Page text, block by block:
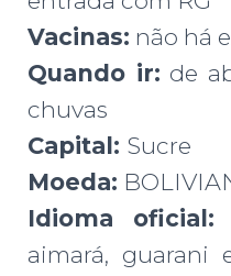
Vacinas: não há
Quando ir: de
chuvas
Capital: Sucre
Moeda:
Idioma oficial:
aimará, guarani